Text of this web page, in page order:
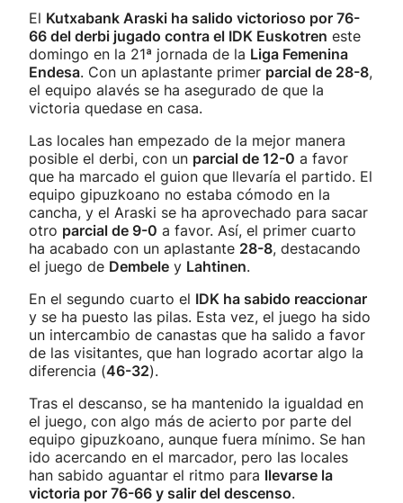
El Kutxabank Araski ha salido victorioso por 76-
66 del derbi jugado contra el IDK Euskotren este
domingo en la 21ª jornada de la Liga Femenina
Endesa. Con un aplastante primer parcial de 28-8,
el equipo alavés se ha asegurado de que la
victoria quedase en casa.
Las locales han empezado de la mejor manera
posible el derbi, con un parcial de 12-0 a favor
que ha marcado el guion que llevaría el partido. El
equipo gipuzkoano no estaba cómodo en la
cancha, y el Araski se ha aprovechado para sacar
otro parcial de 9-0 a favor. Así, el primer cuarto
ha acabado con un aplastante 28-8, destacando
el juego de Dembele y Lahtinen.
En el segundo cuarto el IDK ha sabido reaccionar
y se ha puesto las pilas. Esta vez, el juego ha sido
un intercambio de canastas que ha salido a favor
de las visitantes, que han logrado acortar algo la
diferencia (46-32).
Tras el descanso, se ha mantenido la igualdad en
el juego, con algo más de acierto por parte del
equipo gipuzkoano, aunque fuera mínimo. Se han
ido acercando en el marcador, pero las locales
han sabido aguantar el ritmo para llevarse la
victoria por 76-66 y salir del descenso.